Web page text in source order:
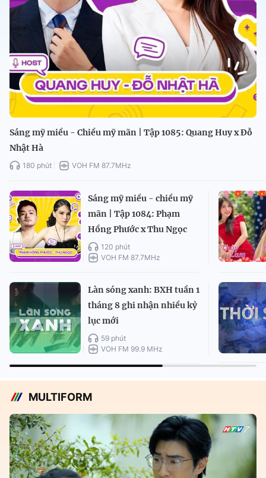
Sáng mỹ miều - Chiều mỹ mãn | Tập 1085: Quang Huy x Đỗ
Nhật Hà
180 phút VOH FM 87.7MHz
Sáng mỹ miều - chiều mỹ
mãn | Tập 1084: Phạm
Hồng Phước x Thu Ngọc
120 phút
VOH FM 87.7MHz
Làn sóng xanh: BXH tuần 1
tháng 8 ghi nhận nhiều kỷ
lục mới
59 phút
VOH FM 99.9 MHz
MULTIFORM